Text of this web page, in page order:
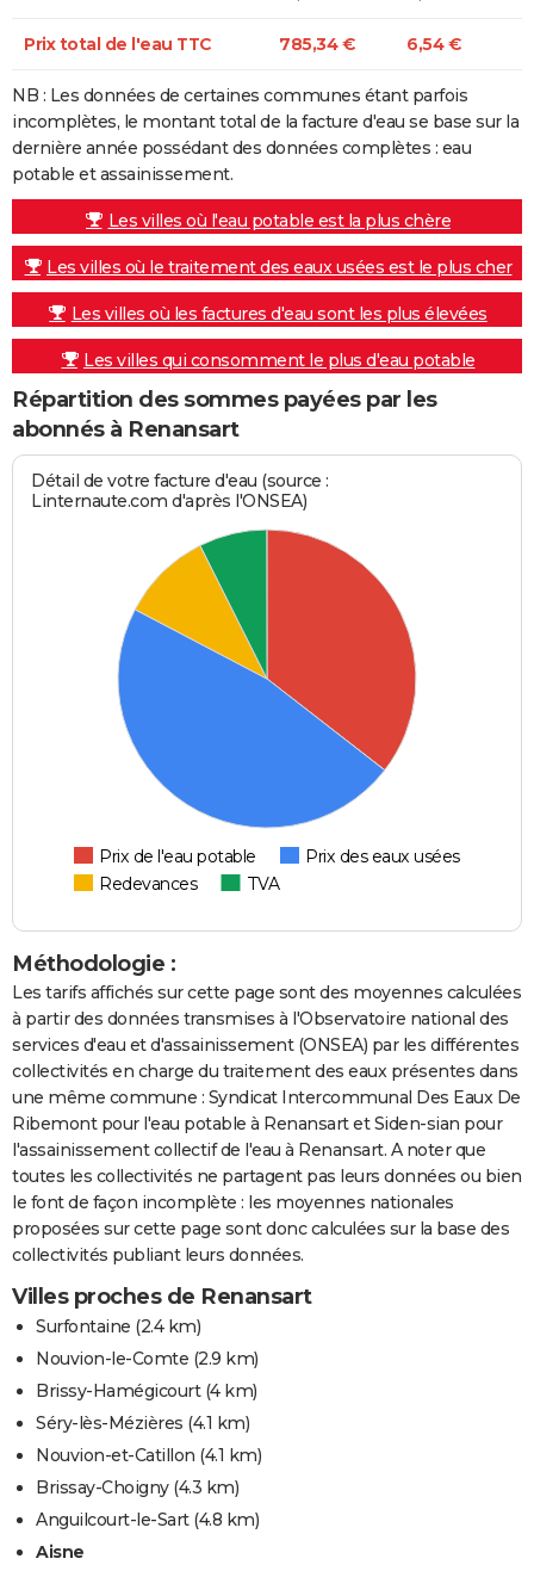
Prix total de l'eau TTC 785,34 € 6,54 €
NB : Les données de certaines communes étant parfois
incomplètes, le montant total de la facture d'eau se base sur la
dernière année possédant des données complètes : eau
potable et assainissement.
Les villes où l'eau potable est la plus chère
Les villes où le traitement des eaux usées est le plus cher
Les villes où les factures d'eau sont les plus élevées
Les villes qui consomment le plus d'eau potable
Répartition des sommes payées par les
abonnés à Renansart
Détail de votre facture d'eau (source :
Linternaute.com d'après l'ONSEA)
Prix de l'eau potable
Prix des eaux usées
Redevances
TVA
Méthodologie :
Les tarifs affichés sur cette page sont des moyennes calculées
à partir des données transmises à l'Observatoire national des
services d'eau et d'assainissement (ONSEA) par les différentes
collectivités en charge du traitement des eaux présentes dans
une même commune : Syndicat Intercommunal Des Eaux De
Ribemont pour l'eau potable à Renansart et Siden-sian pour
l'assainissement collectif de l'eau à Renansart. A noter que
toutes les collectivités ne partagent pas leurs données ou bien
le font de façon incomplète : les moyennes nationales
proposées sur cette page sont donc calculées sur la base des
collectivités publiant leurs données.
Villes proches de Renansart
Surfontaine (2.4 km)
Nouvion-le-Comte (2.9 km)
Brissy-Hamégicourt(4 km)
Séry-lès-Mézières (4.1 km)
Nouvion-et-Catillon (4.1 km)
Brissay-Choigny(4.3 km)
Anguilcourt-le-Sart(4.8 km)
Aisne